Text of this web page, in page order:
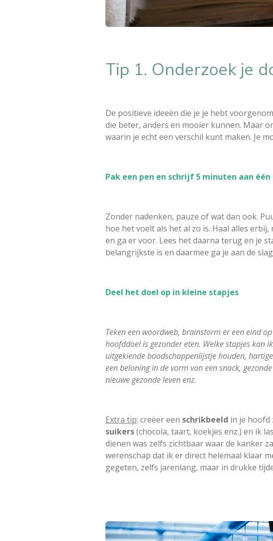
Tip 1. Onderzoek je
De positieve ideeën die je je hebt
die beter, anders en mooier kunnen. Maar
waarin je echt een verschil kunt maken. Je
Pak een pen en schrijf 5 minuten aan
Zonder nadenken, pauze of wat dan ook.
hoe het voelt als het al zo is. Haal alles
en ga er voor. Lees het daarna terug en je
belangrijkste is en daarmee ga je aan de
Deel het doel op in kleine stapjes
Teken een woordweb, brainstorm er een eind
hoofddoel is gezonder eten. Welke stapjes kan
uitgekiende boodschappenlijstje houden,
een beloning in de vorm van een snack,
nieuwe gezonde leven enz.
Extra tip: creëer een schrikbeeld in je hoofd
suikers(chocola, taart, koekjes enz.) en ik
dienen was zelfs zichtbaar waar de kanker
werenschap dat ik er direct helemaal klaar
gegeten, zelfs jarenlang, maar in drukke